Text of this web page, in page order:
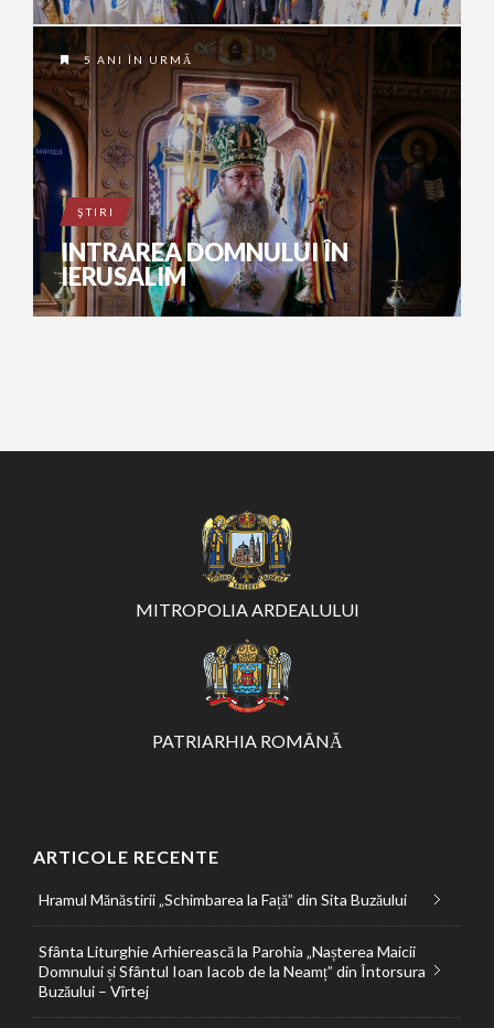
5 ANI ÎN URMĂ
ŞTIRI
INTRAREA DOMNULUI ÎN
IERUSALIM
MITROPOLIA ARDEALULUI
PATRIARHIA ROMÂNĂ
ARTICOLE RECENTE
Hramul Mănăstirii „Schimbarea la Față” din Sita Buzăului
Sfânta Liturghie Arhierească la Parohia „Nașterea Maicii
Domnului și Sfântul Ioan Iacob de la Neamț” din Întorsura
Buzăului – Vîrtej